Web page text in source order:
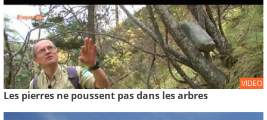
VIDEO
Les pierres ne poussent pas dans les arbres